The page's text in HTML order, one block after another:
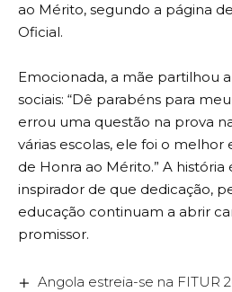
ao Mérito, segundo a página
Oficial.
Emocionada, a mãe partilhou
sociais: “Dê parabéns para
errou uma questão na prova
várias escolas, ele foi o
de Honra ao Mérito.” A
inspirador de que dedicação,
educação continuam a abrir
promissor.
Angola estreia-se na FITUR